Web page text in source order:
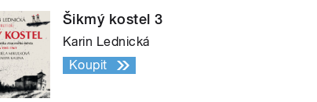
Šikmý kostel 3
Karin Lednická
Koupit